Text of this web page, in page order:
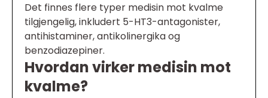
Det finnes flere typer medisin mot kvalme
tilgjengelig, inkludert 5-HT3-antagonister,
antihistaminer, antikolinergika og
benzodiazepiner.
Hvordan virker medisin mot
kvalme?